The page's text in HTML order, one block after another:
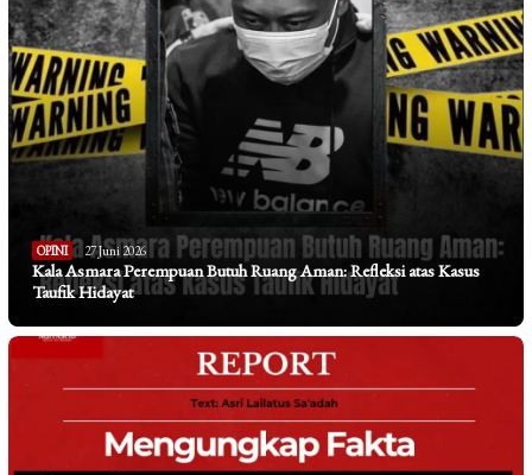
OPINI 27 Juni 2026
Kala Asmara Perempuan Butuh Ruang Aman: Refleksi atas Kasus
Taufik Hidayat